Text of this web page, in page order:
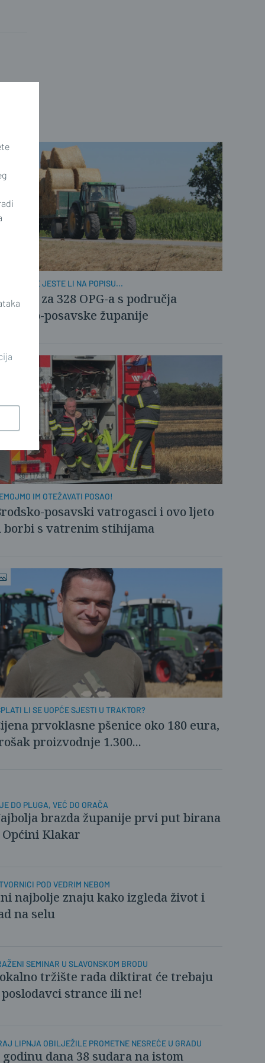
JESTE LI NA POPISU...
za 328 OPG-a s područja
posavske županije
IM OTEŽAVATI POSAO!
posavski vatrogasci i ovo ljeto
borbi s vatrenim stihijama
LI SE UOPĆE SJESTI U TRAKTOR?
prvoklasne pšenice oko 180 eura,
proizvodnje 1.300...
DO PLUGA, VEĆ DO ORAČA
brazda županije prvi put birana
Klakar
POD VEDRIM NEBOM
najbolje znaju kako izgleda život i
na selu
SEMINAR U SLAVONSKOM BRODU
tržište rada diktirat će trebaju
strance ili ne!
LIPNJA OBILJEŽILE PROMETNE NESREĆE U GRADU
godinu dana 38 sudara na istom